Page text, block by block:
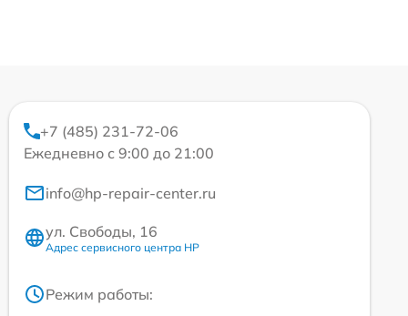
+7 (485) 231-72-06
Ежедневно с 9:00 до 21:00
info@hp-repair-center.ru
ул. Свободы, 16
Адрес сервисного центра HP
Режим работы: